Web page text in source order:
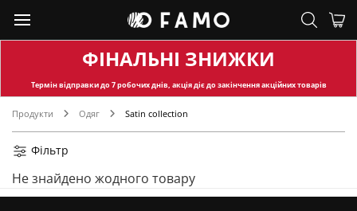
ФІНАЛЬНІ ЗНИЖКИ
Термін відправкидо 7 робочих днів, акція діє до закінчення акційних товарів
Продукти Одяг Satin collection
Фільтр
Не знайдено жодного товару